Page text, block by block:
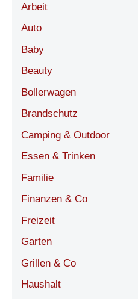
Arbeit
Auto
Baby
Beauty
Bollerwagen
Brandschutz
Camping & Outdoor
Essen & Trinken
Familie
Finanzen & Co
Freizeit
Garten
Grillen & Co
Haushalt